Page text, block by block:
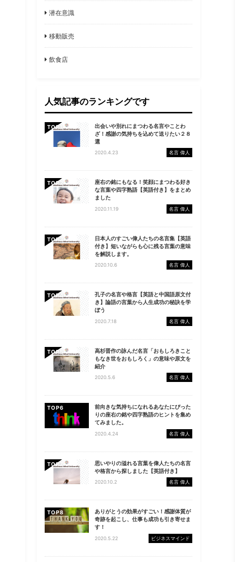
潜在意識
移動販売
飲食店
人気記事のランキングです
TOP
出会いや別れにまつわる名言やことわ
ざ！感謝の気持ちを込めて送りたい２８
選
2020.4.23 名言 偉人
TOP
座右の銘にもなる！笑顔にまつわる好き
な言葉や四字熟語【英語付き】をまとめ
ました
2020.11.19 名言 偉人
TOP
日本人のすごい偉人たちの名言集【英語
付き】短いながらも心に残る言葉の意味
を解説します。
2020.10.6 名言 偉人
TOP
孔子の名言や格言【英語と中国語原文付
き】論語の言葉から人生成功の秘訣を学
ぼう
2020.7.18 名言 偉人
TOP
高杉晋作の詠んだ名言「おもしろきこと
もなき世をおもしろく」の意味や原文を
紹介
2020.5.6 名言 偉人
TOP
前向きな気持ちになれるあなたにぴった
りの座右の銘や四字熟語のヒントを集め
てみました。
2020.4.24 名言 偉人
TOP
思いやりの溢れる言葉を偉人たちの名言
や格言から探しました【英語付き】
2020.10.2 名言 偉人
TOP
ありがとうの効果がすごい！感謝体質が
奇跡を起こし、仕事も成功も引き寄せま
す！
2020.5.22 ビジネスマインド